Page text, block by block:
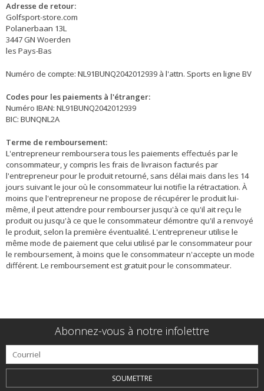
Adresse de retour:
Golfsport-store.com
Polanerbaan 13L
3447 GN Woerden
les Pays-Bas
Numéro de compte: NL91BUNQ2042012939 à l'attn. Sports en ligne BV
Codes pour les paiements à l'étranger:
Numéro IBAN: NL91BUNQ2042012939
BIC: BUNQNL2A
Terme de remboursement:
L'entrepreneur remboursera tous les paiements effectués par le
consommateur, y compris les frais de livraison facturés par
l'entrepreneur pour le produit retourné, sans délai mais dans les 14
jours suivant le jour où le consommateur lui notifie la rétractation. À
moins que l'entrepreneur ne propose de récupérer le produit lui-
même, il peut attendre pour rembourser jusqu'à ce qu'il ait reçu le
produit ou jusqu'à ce que le consommateur démontre qu'il a renvoyé
le produit, selon la première éventualité. L'entrepreneur utilise le
même mode de paiement que celui utilisé par le consommateur pour
le remboursement, à moins que le consommateur n'accepte un mode
différent. Le remboursement est gratuit pour le consommateur.
Abonnez-vous à notre infolettre
SOUMETTRE